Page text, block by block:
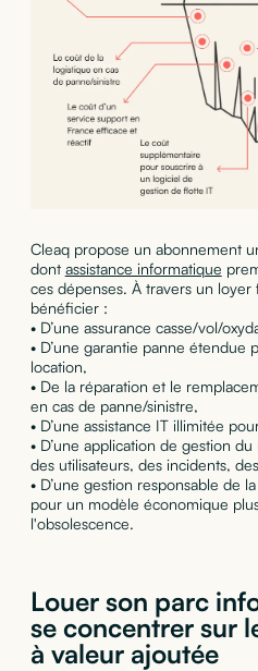
Cleaq propose un abonnement
dont assistance informatique
ces dépenses. À travers un
bénéficier :
• D’une assurance casse/vol/
• D’une garantie panne étendue
location,
• De la réparation et le
en cas de panne/sinistre,
• D’une assistance IT illimitée
• D’une application de gestion
des utilisateurs, des incidents,
• D’une gestion responsable de
pour un modèle économique
l'obsolescence.
Louer son parc
se concentrer sur
à valeur ajoutée